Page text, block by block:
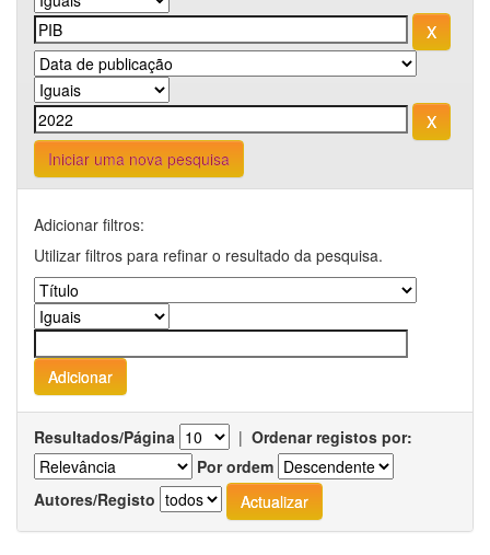
Iniciar uma nova pesquisa
Adicionar filtros:
Utilizar filtros para refinar o resultado da pesquisa.
Resultados/Página | Ordenar registos por:
Por ordem
Autores/Registo